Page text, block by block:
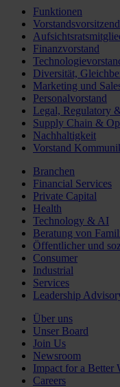
Funktionen
Finanzvorstand
Diversität,
Marketing und
Personalvorstand
Legal, Regulatory
Supply Chain &
Nachhaltigkeit
Vorstand
Branchen
Financial Services
Private Capital
Health
Technology & AI
Beratung von
Öffentlicher und
Consumer
Industrial
Services
Leadership
Über uns
Unser Board
Join Us
Newsroom
Impact for a Better
Careers